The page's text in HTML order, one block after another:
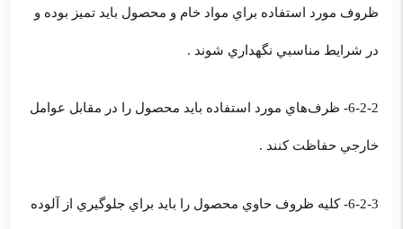
ظروف مورد استفاده براي مواد خام و محصول بايد تميز بوده و
در شرايط مناسبي نگهداري شوند .
6-2-2- ظرف‌هاي مورد استفاده بايد محصول را در مقابل عوامل
خارجي حفاظت كنند .
6-2-3- كليه ظروف حاوي محصول را بايد براي جلوگيري از آلوده